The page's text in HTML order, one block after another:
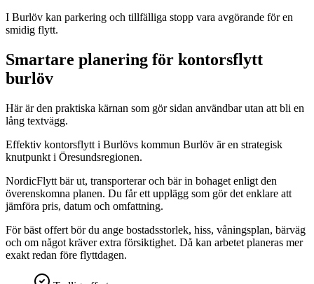
I Burlöv kan parkering och tillfälliga stopp vara avgörande för en
smidig flytt.
Smartare planering för kontorsflytt
burlöv
Här är den praktiska kärnan som gör sidan användbar utan att bli en
lång textvägg.
Effektiv kontorsflytt i Burlövs kommun Burlöv är en strategisk
knutpunkt i Öresundsregionen.
NordicFlytt bär ut, transporterar och bär in bohaget enligt den
överenskomna planen. Du får ett upplägg som gör det enklare att
jämföra pris, datum och omfattning.
För bäst offert bör du ange bostadsstorlek, hiss, våningsplan, bärväg
och om något kräver extra försiktighet. Då kan arbetet planeras mer
exakt redan före flyttdagen.